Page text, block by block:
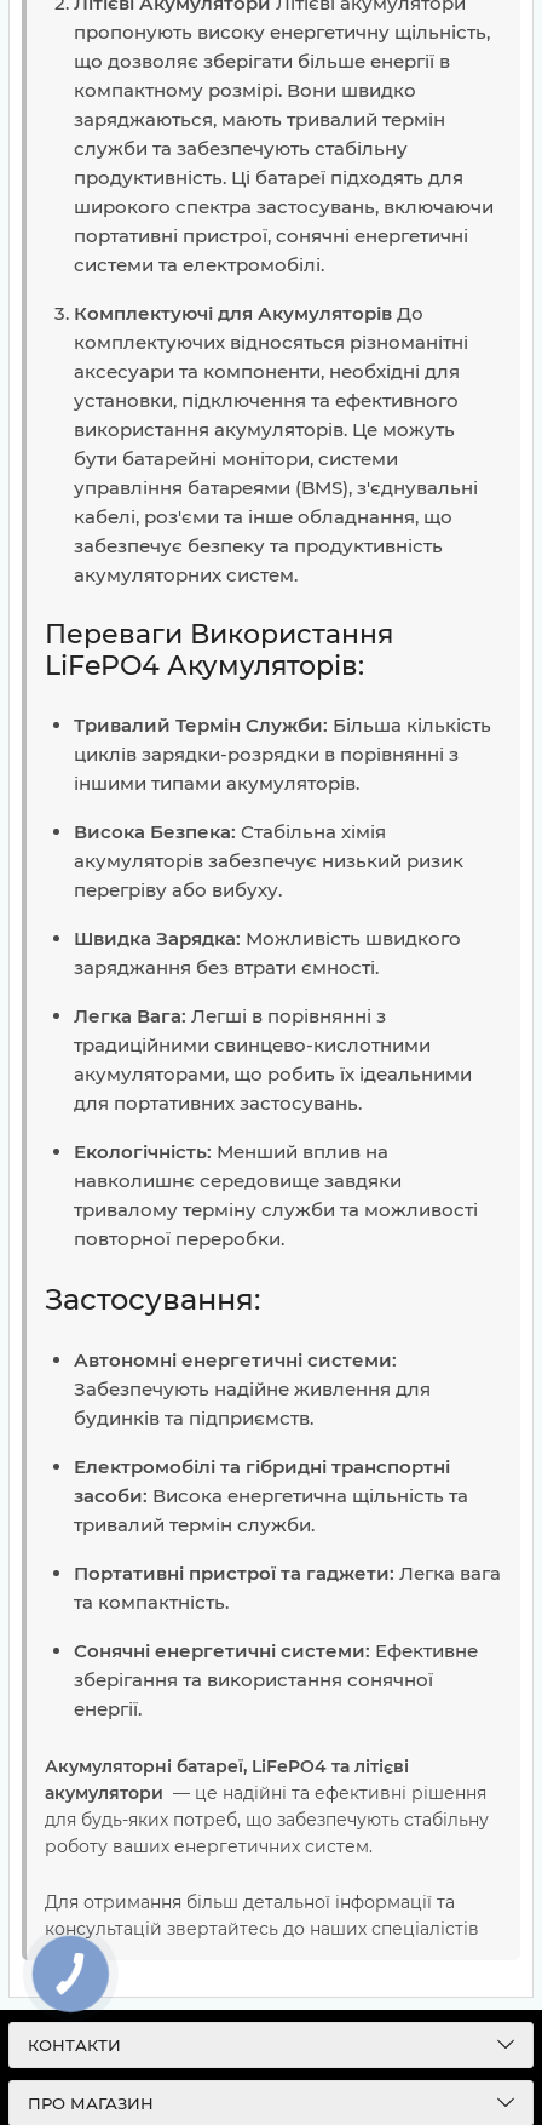
пропонують високу енергетичну щільність,
що дозволяє зберігати більше енергії в
компактному розмірі. Вони швидко
заряджаються, мають тривалий термін
служби та забезпечують стабільну
продуктивність. Ці батареї підходять для
широкого спектра застосувань, включаючи
портативні пристрої, сонячні енергетичні
системи та електромобілі.
Комплектуючі для Акумуляторів До
комплектуючих відносяться різноманітні
аксесуари та компоненти, необхідні для
установки, підключення та ефективного
використання акумуляторів. Це можуть
бути батарейні монітори, системи
управління батареями (BMS), з'єднувальні
кабелі, роз'єми та інше обладнання, що
забезпечує безпеку та продуктивність
акумуляторних систем.
Переваги Використання
LiFePO4 Акумуляторів:
Тривалий Термін Служби: Більша кількість
циклів зарядки-розрядки в порівнянні з
іншими типами акумуляторів.
Висока Безпека: Стабільна хімія
акумуляторів забезпечує низький ризик
перегріву або вибуху.
Швидка Зарядка: Можливість швидкого
заряджання без втрати ємності.
Легка Вага: Легші в порівнянні з
традиційними свинцево-кислотними
акумуляторами, що робить їх ідеальними
для портативних застосувань.
Екологічність: Менший вплив на
навколишнє середовище завдяки
тривалому терміну служби та можливості
повторної переробки.
Застосування:
Автономні енергетичні системи:
Забезпечують надійне живлення для
будинків та підприємств.
Електромобілі та гібридні транспортні
засоби: Висока енергетична щільність та
тривалий термін служби.
Портативні пристрої та гаджети: Легка вага
та компактність.
Сонячні енергетичні системи: Ефективне
зберігання та використання сонячної
енергії.
Акумуляторні батареї, LiFePO4 та літієві
акумулятори — це надійні та ефективні рішення
для будь-яких потреб, що забезпечують стабільну
роботу ваших енергетичних систем.
Для отримання більш детальної інформації та
консультацій звертайтесь до наших спеціалістів
КОНТАКТИ
ПРО МАГАЗИН